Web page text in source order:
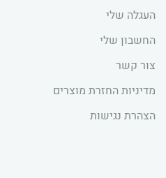
העגלה שלי
החשבון שלי
צור קשר
מדיניות החזרת מוצרים
הצהרת נגישות